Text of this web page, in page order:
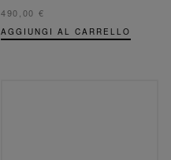
490,00 €
AGGIUNGI AL CARRELLO